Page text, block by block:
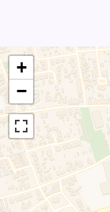
+
−